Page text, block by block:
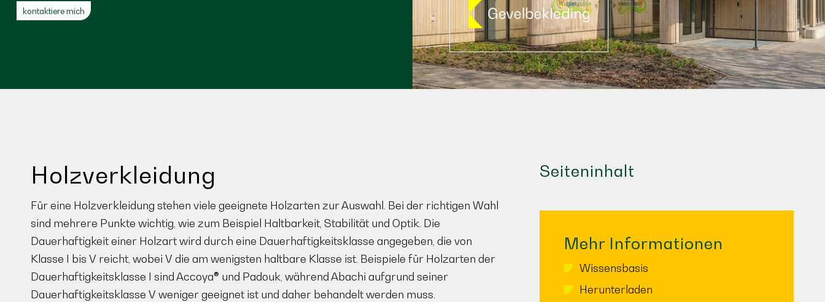
kontaktiere mich
Holzverkleidung
Für eine Holzverkleidung stehen viele geeignete Holzarten zur Auswahl. Bei der richtigen Wahl
sind mehrere Punkte wichtig, wie zum Beispiel Haltbarkeit, Stabilität und Optik. Die
Dauerhaftigkeit einer Holzart wird durch eine Dauerhaftigkeitsklasse angegeben, die von
Klasse I bis V reicht, wobei V die am wenigsten haltbare Klasse ist. Beispiele für Holzarten der
Dauerhaftigkeitsklasse I sind Accoya® und Padouk, während Abachi aufgrund seiner
Dauerhaftigkeitsklasse V weniger geeignet ist und daher behandelt werden muss.
Seiteninhalt
Mehr Informationen
Wissensbasis
Herunterladen